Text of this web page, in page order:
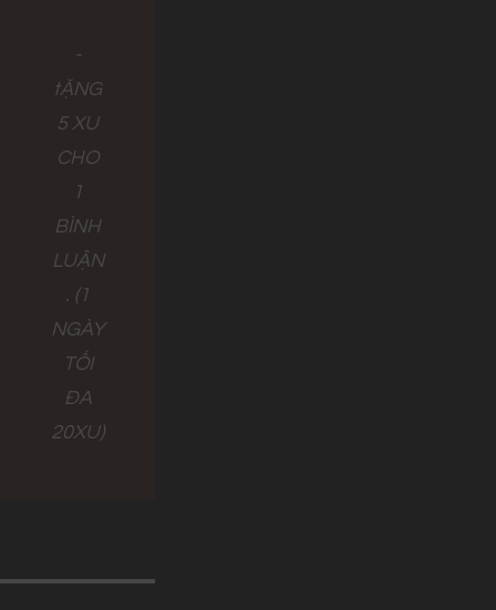
-
tẶNG
5 XU
CHO
1
BÌNH
LUẬN
. (1
NGÀY
TỐI
ĐA
20XU)